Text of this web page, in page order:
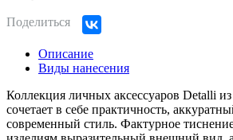
Поделиться
Описание
Виды нанесения
Коллекция личных аксессуаров Detalli
сочетает в себе практичность,
современный стиль. Фактурное